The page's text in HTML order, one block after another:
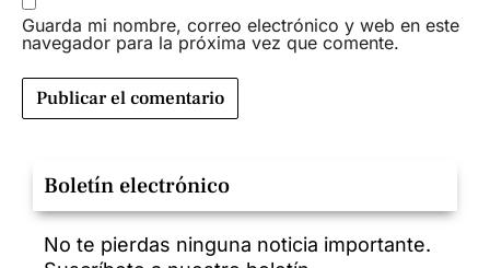
Guarda mi nombre, correo electrónico y web en este
navegador para la próxima vez que comente.
Boletín electrónico
No te pierdas ninguna noticia importante.